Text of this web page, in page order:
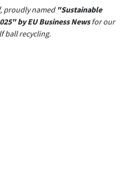
proudly named "Sustainable
by EU Business Newsfor our
ball recycling.